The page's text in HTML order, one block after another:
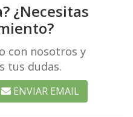
¿Necesitas
con nosotros y
tus dudas.
ENVIAR EMAIL